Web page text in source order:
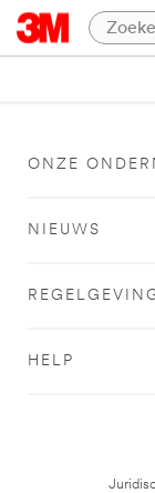
ONZE
NIEUWS
HELP